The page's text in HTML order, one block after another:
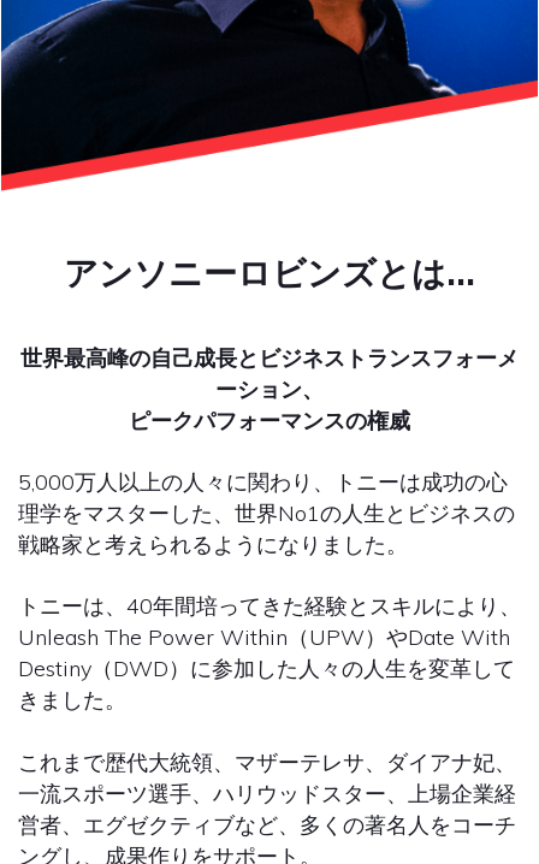
アンソニーロビンズとは...
世界最高峰の自己成長とビジネストランスフォーメ
ーション、
ピークパフォーマンスの権威
5,000万人以上の人々に関わり、トニーは成功の心
理学をマスターした、世界No1の人生とビジネスの
戦略家と考えられるようになりました。
トニーは、40年間培ってきた経験とスキルにより、
Unleash The Power Within（UPW）やDate With
Destiny（DWD）に参加した人々の人生を変革して
きました。
これまで歴代大統領、マザーテレサ、ダイアナ妃、
一流スポーツ選手、ハリウッドスター、上場企業経
営者、エグゼクティブなど、多くの著名人をコーチ
ングし、成果作りをサポート。